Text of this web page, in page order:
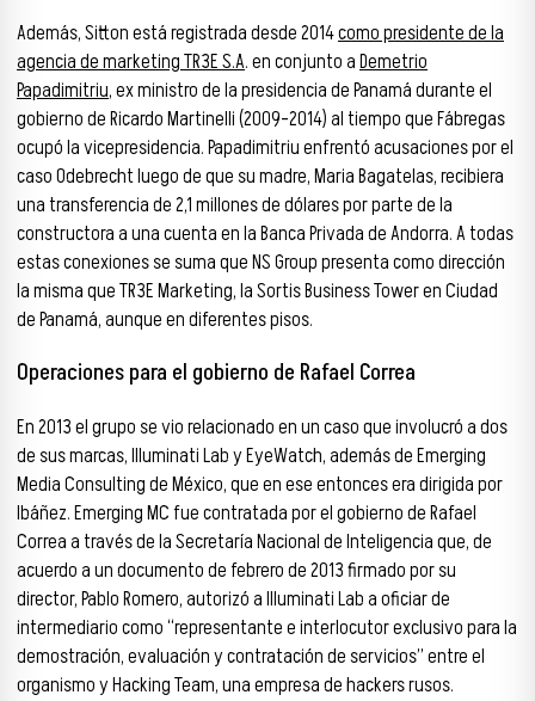
Además, Sitton está registrada desde 2014como presidente de la
agencia de marketing TR3E S.A. en conjunto aDemetrio
Papadimitriu, ex ministro de la presidencia de Panamá durante el
gobierno de Ricardo Martinelli (2009-2014) al tiempo que Fábregas
ocupó la vicepresidencia. Papadimitriu enfrentó acusaciones por el
caso Odebrecht luego de que su madre, Maria Bagatelas, recibiera
una transferencia de 2,1 millones de dólares por parte de la
constructora a una cuenta en la Banca Privada de Andorra. A todas
estas conexiones se suma que NS Group presenta como dirección
la misma que TR3E Marketing, la Sortis Business Tower en Ciudad
de Panamá, aunque en diferentes pisos.
Operaciones para el gobierno de Rafael Correa
En 2013 el grupo se vio relacionado en un caso que involucró a dos
de sus marcas, Illuminati Lab y EyeWatch, además de Emerging
Media Consulting de México, que en ese entonces era dirigida por
Ibáñez. Emerging MC fue contratada por el gobierno de Rafael
Correa a través de la Secretaría Nacional de Inteligencia que, de
acuerdo a un documento de febrero de 2013 firmado por su
director, Pablo Romero, autorizó a Illuminati Lab a oficiar de
intermediario como “representante e interlocutor exclusivo para la
demostración, evaluación y contratación de servicios” entre el
organismo y Hacking Team, una empresa de hackers rusos.